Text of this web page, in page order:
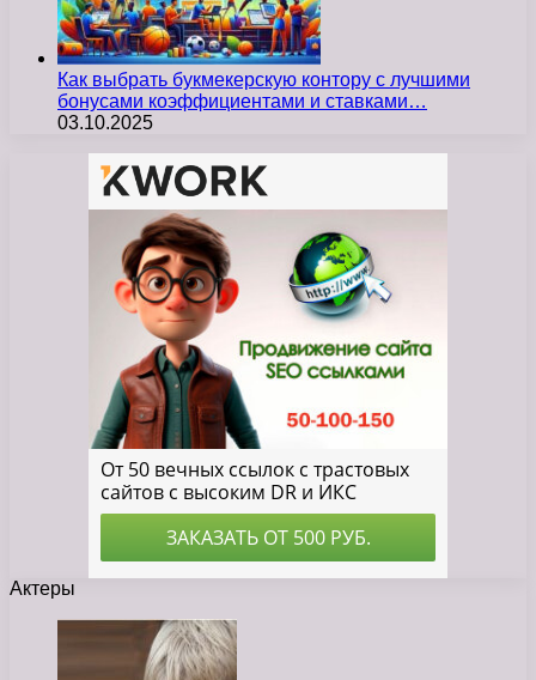
Как выбрать букмекерскую контору с лучшими
бонусами коэффициентами и ставками…
03.10.2025
Актеры